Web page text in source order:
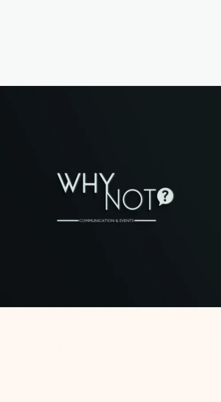
why not
Id Corporativa / Id grafica